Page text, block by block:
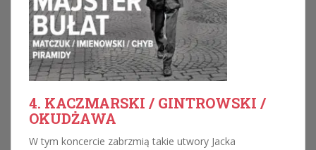
4. KACZMARSKI / GINTROWSKI /
OKUDŻAWA
W tym koncercie zabrzmią takie utwory Jacka